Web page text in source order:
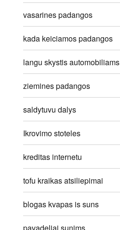
vasarines padangos
kada keiciamos padangos
langu skystis automobiliams
ziemines padangos
saldytuvu dalys
Ikrovimo stoteles
kreditas internetu
tofu kraikas atsiliepimai
blogas kvapas is suns
pavadeliai sunims